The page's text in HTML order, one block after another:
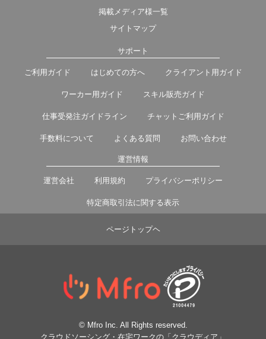
掲載メディア様一覧
サイトマップ
サポート
ご利用ガイド はじめての方へ クライアント用ガイド
ワーカー用ガイド スキル販売ガイド
仕事受発注ガイドライン チャットご利用ガイド
手数料について よくある質問 お問い合わせ
運営情報
運営会社 利用規約 プライバシーポリシー
特定商取引法に関する表示
ページトップヘ
© Mfro Inc. All Rights reserved.
クラウドソーシング・在宅ワークの「クラウディア」